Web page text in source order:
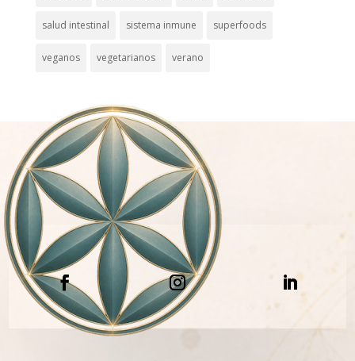
salud intestinal sistema inmune superfoods
veganos vegetarianos verano